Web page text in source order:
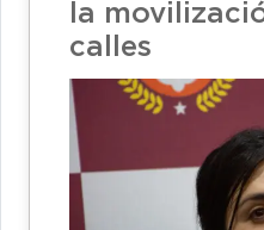
la
calles